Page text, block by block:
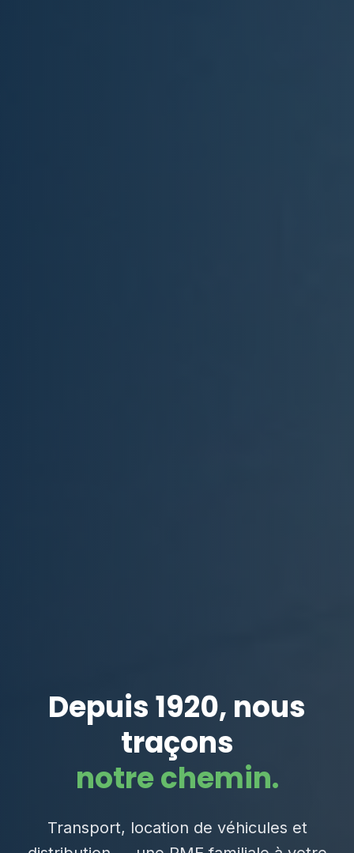
Depuis 1920, nous
traçons
notre chemin.
Transport, location de véhicules et